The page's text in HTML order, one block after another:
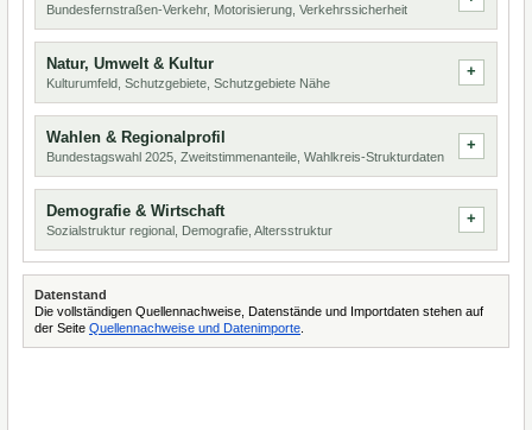
Bundesfernstraßen-Verkehr, Motorisierung, Verkehrssicherheit
Natur, Umwelt & Kultur
Kulturumfeld, Schutzgebiete, Schutzgebiete Nähe
Wahlen & Regionalprofil
Bundestagswahl 2025, Zweitstimmenanteile, Wahlkreis-Strukturdaten
Demografie & Wirtschaft
Sozialstruktur regional, Demografie, Altersstruktur
Datenstand
Die vollständigen Quellennachweise, Datenstände und Importdaten stehen auf
der Seite Quellennachweise und Datenimporte